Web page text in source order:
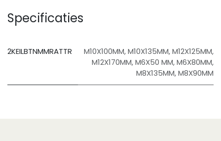
Specificaties
2KEILBTNMMRATTR M10X100MM,M10X135MM,M12X125MM,
M12X170MM,M6X50 MM,M6X80MM,
M8X135MM,M8X90MM